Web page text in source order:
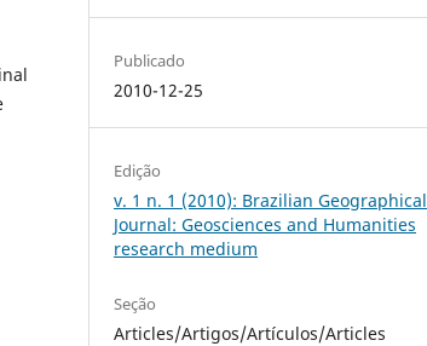
Publicado
2010-12-25
Edição
v. 1 n. 1 (2010): Brazilian Geographical
Journal: Geosciences and Humanities
research medium
Seção
Articles/Artigos/Artículos/Articles